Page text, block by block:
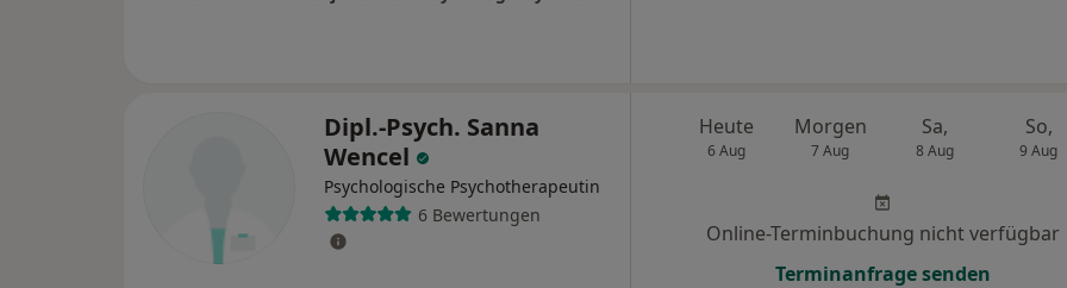
Dipl.-Psych. Sanna
Wencel
Psychologische Psychotherapeutin
6 Bewertungen
Heute
6 Aug
Morgen
7 Aug
Sa,
8 Aug
So,
9 Aug
Online-Terminbuchung nicht verfügbar
Terminanfrage senden